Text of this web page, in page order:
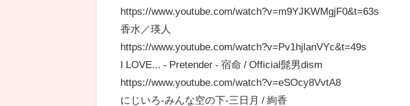
https://www.youtube.com/watch?v=m9YJKWMgjF0&t=63s
香水／瑛人
https://www.youtube.com/watch?v=Pv1hjlanVYc&t=49s
I LOVE... - Pretender - 宿命 / Official髭男dism
https://www.youtube.com/watch?v=eSOcy8VvtA8
にじいろ‐みんな空の下-三日月 / 絢香